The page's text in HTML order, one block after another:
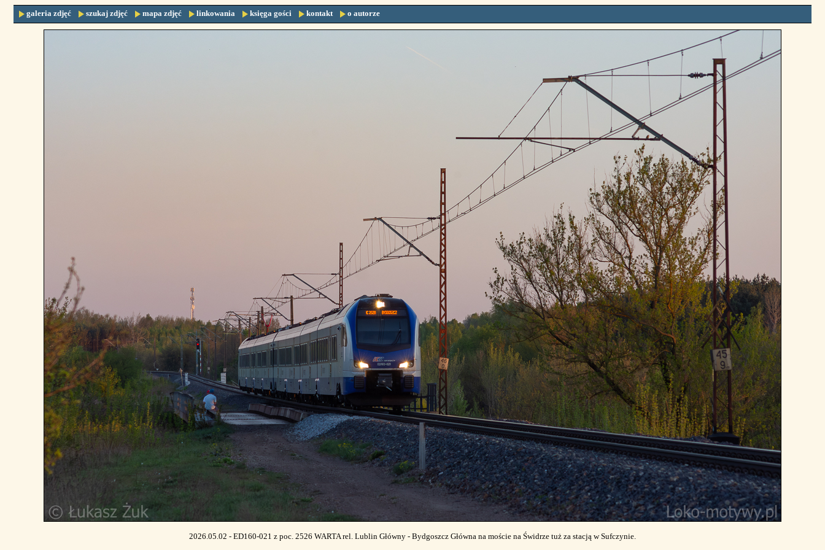
galeria zdjęć szukaj zdjęć mapa zdjęć linkowania księga gości kontakt o autorze
2026.05.02 - ED160-021 z poc. 2526 WARTA rel. Lublin Główny - Bydgoszcz Główna na moście na Świdrze tuż za stacją w Sufczynie.